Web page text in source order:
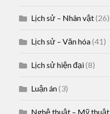
Lịch sử – Nhân vật(26)
Lịch sử – Văn hóa(41)
Lịch sử hiện đại(8)
Luận án(3)
Nghệ thuật – Mỹ thuật